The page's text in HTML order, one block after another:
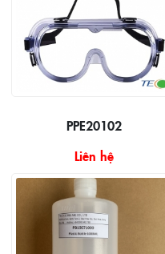
PPE20102
Liên hệ